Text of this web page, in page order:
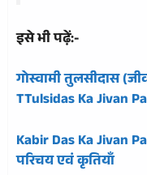
इसे भी पढ़ें:-
गोस्वामी तुलसीदास
TTulsidas Ka Jivan
Kabir Das Ka Jivan
परिचय एवं कृतियाँ